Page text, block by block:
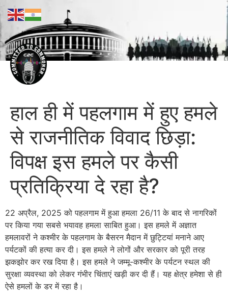
हाल ही में पहलगाम में हुए हमले
से राजनीतिक विवाद छिड़ा:
विपक्ष इस हमले पर कैसी
प्रतिक्रिया दे रहा है?
22 अप्रैल, 2025 को पहलगाम में हुआ हमला 26/11 के बाद से नागरिकों
पर किया गया सबसे भयावह हमला साबित हुआ। इस हमले में अज्ञात
हमलावरों ने कश्मीर के पहलगाम के बैसरन मैदान में छुट्टियां मनाने आए
पर्यटकों की हत्या कर दी। इस हमले ने लोगों और सरकार को पूरी तरह
झकझोर कर रख दिया है। इस हमले ने जम्मू-कश्मीर के पर्यटन स्थल की
सुरक्षा व्यवस्था को लेकर गंभीर चिंताएं खड़ी कर दी हैं। यह क्षेत्र हमेशा से ही
ऐसे हमलों के डर में रहा है।